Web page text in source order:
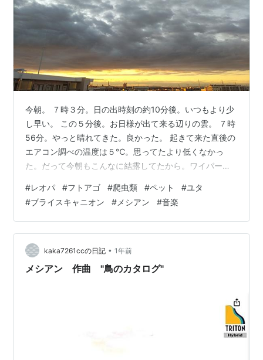
今朝。 ７時３分。日の出時刻の約10分後。いつもより少
し早い。 この５分後。お日様が出て来る辺りの雲。 ７時
56分。やっと晴れてきた。良かった。 起きて来た直後の
エアコン調べの温度は５℃。思ってたより低くなかっ
た。だって今朝もこんなに結露してたから。ワイパーで
時頃の気温は6.5℃、湿度は31%で、エアコン調べは５℃
だった。今日は温度差が少し小さい。 通常業務。 多くの
方が昨日からお仕事だったと思うけど、儂も昨日から通
常業務。と言っても仕事ではなく、１週間ぶりにお散歩
再開。２時前頃に外に出たら、予報通り南風が吹いてて
わりと暖かった。これなら水…
#レオパ #フトアゴ #爬虫類 #ペット #ユタ
#ブライスキャニオン # メシアン #音楽
kaka7261ccの日記 • 1年前
メシアン 作曲 "鳥のカタログ"